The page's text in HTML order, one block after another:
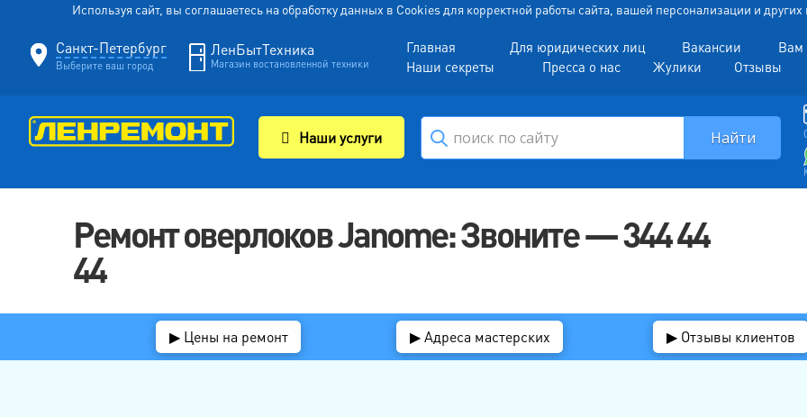
Используя сайт, вы соглашаетесь на обработку данных в Cookies для корректной работы сайта, вашей персонализации и
Санкт-Петербург
Выберите ваш город
ЛенБытТехника
Магазин востановленной техники
Главная Для юридических лиц Вакансии
Вам
Наши секреты
Пресса о нас Жулики Отзывы
Наши услуги
Ремонт оверлоков Janome: Звоните — 344 44
44
▶ Цены на ремонт ▶ Адреса мастерских ▶ Отзывы клиентов